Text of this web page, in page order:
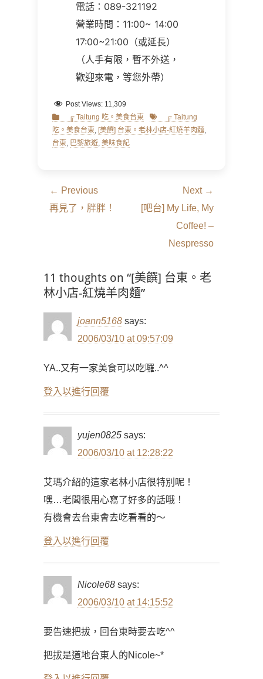
電話： 089-321192
營業時間： 11:00~ 14:00
17:00~21:00 （或延長）
（人手有限，暫不外送，
歡迎來電，等您外帶）
Post Views: 11,309
Categories
╔ Taitung 吃。美食台東 Tags ╔ Taitung
吃。美食台東, [美饌] 台東。老林小店-紅燒羊肉麵,
台東, 巴黎旅遊, 美味食記
文
章
← Previous
Previous
再見了，胖胖！
Next →
Next[吧台] My Life, My
Coffee! –
Nespresso
11 thoughts on “[美饌] 台東。老
林小店-紅燒羊肉麵”
joann5168 says:
2006/03/10 at 09:57:09
YA..又有一家美食可以吃囉..^^
登入以進行回覆
yujen0825 says:
2006/03/10 at 12:28:22
艾瑪介紹的這家老林小店很特別呢！
嘿…老闆很用心寫了好多的話哦！
有機會去台東會去吃看看的～
登入以進行回覆
Nicole68 says:
2006/03/10 at 14:15:52
要告速把拔，回台東時要去吃^^
把拔是道地台東人的Nicole~*